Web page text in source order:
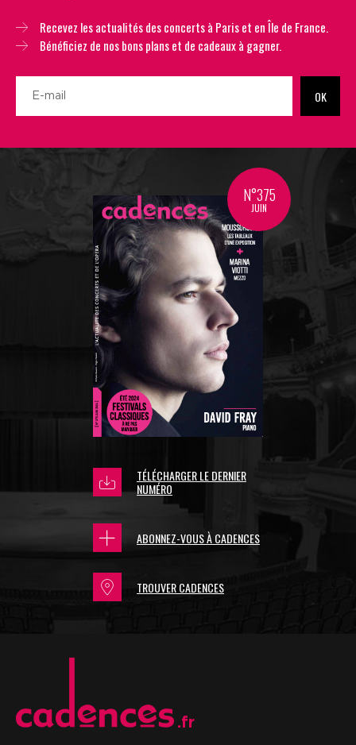
Recevez les actualités des concerts à Paris et en Île de France.
Bénéficiez de nos bons plans et de cadeaux à gagner.
OK
N°375
JUIN
TÉLÉCHARGER LE DERNIER
NUMÉRO
ABONNEZ-VOUS À CADENCES
TROUVER CADENCES
.fr